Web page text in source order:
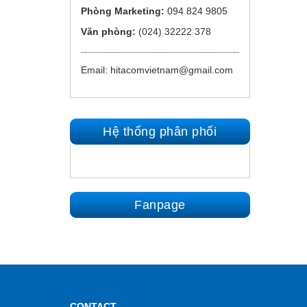
Phòng Marketing: 094 824 9805
Văn phòng: (024) 32222 378
Email: hitacomvietnam@gmail.com
Hệ thống phân phối
Fanpage